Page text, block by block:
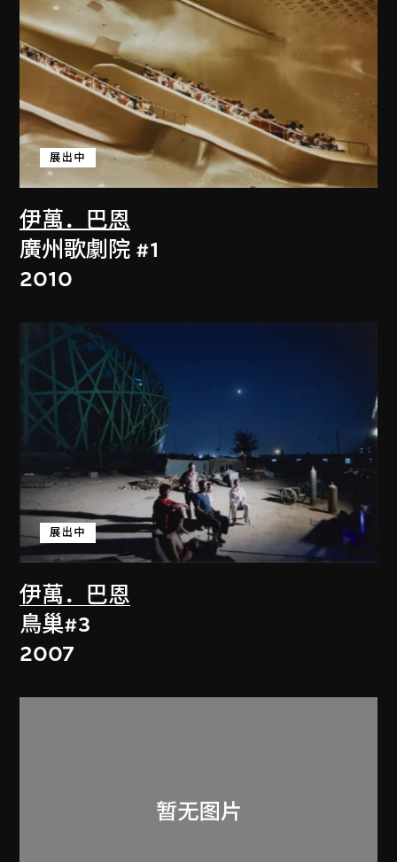
伊萬．巴恩
展出中
廣州歌劇院 #1
2010
伊萬．巴恩
展出中
鳥巢#3
2007